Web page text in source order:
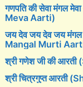
गणपति की सेवा मंगल
Meva Aarti)
जय देव जय देव जय मंगल
Mangal Murti
श्री गणेश जी की
श्री चित्रगुप्त आरती